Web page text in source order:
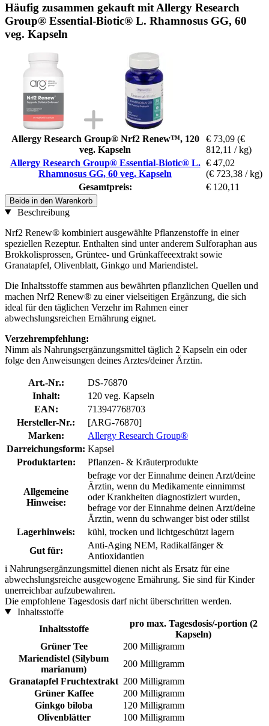
Häufig zusammen gekauft mit Allergy Research
Group® Essential-Biotic® L. Rhamnosus GG, 60
veg. Kapseln
Allergy Research Group® Nrf2 Renew™, 120
veg. Kapseln
€ 73,09 (€
812,11 / kg)
Allergy Research Group® Essential-Biotic® L.
Rhamnosus GG, 60 veg. Kapseln
€ 47,02
(€ 723,38 / kg)
Gesamtpreis:
€ 120,11
Beide in den Warenkorb
Beschreibung
Nrf2 Renew® kombiniert ausgewählte Pflanzenstoffe in einer
speziellen Rezeptur. Enthalten sind unter anderem Sulforaphan aus
Brokkolisprossen, Grüntee- und Grünkaffeeextrakt sowie
Granatapfel, Olivenblatt, Ginkgo und Mariendistel.
Die Inhaltsstoffe stammen aus bewährten pflanzlichen Quellen und
machen Nrf2 Renew® zu einer vielseitigen Ergänzung, die sich
ideal für den täglichen Verzehr im Rahmen einer
abwechslungsreichen Ernährung eignet.
Verzehrempfehlung:
Nimm als Nahrungsergänzungsmittel täglich 2 Kapseln ein oder
folge den Anweisungen deines Arztes/deiner Ärztin.
Art.-Nr.:
DS-76870
Inhalt:
120 veg. Kapseln
EAN:
713947768703
Hersteller-Nr.:
[ARG-76870]
Marken:
Allergy Research Group®
Darreichungsform: Kapsel
Produktarten:
Pflanzen- & Kräuterprodukte
Allgemeine
Hinweise:
befrage vor der Einnahme deinen Arzt/deine
Ärztin, wenn du Medikamente einnimmst
oder Krankheiten diagnostiziert wurden,
befrage vor der Einnahme deinen Arzt/deine
Ärztin, wenn du schwanger bist oder stillst
Lagerhinweis:
kühl, trocken und lichtgeschützt lagern
Gut für:
Anti-Aging NEM, Radikalfänger &
Antioxidantien
i Nahrungsergänzungsmittel dienen nicht als Ersatz für eine
abwechslungsreiche ausgewogene Ernährung. Sie sind für Kinder
unerreichbar aufzubewahren.
Die empfohlene Tagesdosis darf nicht überschritten werden.
Inhaltsstoffe
Inhaltsstoffe
pro max. Tagesdosis/-portion (2
Kapseln)
Grüner Tee
200 Milligramm
Mariendistel (Silybum
marianum)
200 Milligramm
Granatapfel Fruchtextrakt 200 Milligramm
Grüner Kaffee
200 Milligramm
Ginkgo biloba
120 Milligramm
Olivenblätter
100 Milligramm